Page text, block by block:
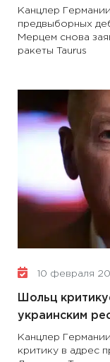
Канцлер
предвыборных
Мерцем снова
ракеты Taurus
10 февраля
Шольц
украинским
Канцлер
критику в адрес